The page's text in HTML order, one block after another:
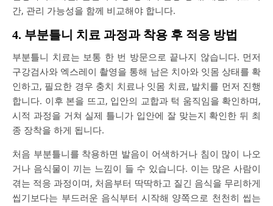
간, 관리 가능성을 함께 비교해야 합니다.
4. 부분틀니 치료 과정과 착용 후 적응 방법
부분틀니 치료는 보통 한 번 방문으로 끝나지 않습니다. 먼저
구강검사와 엑스레이 촬영을 통해 남은 치아와 잇몸 상태를 확
인하고, 필요한 경우 충치 치료나 잇몸 치료, 발치를 먼저 진행
합니다. 이후 본을 뜨고, 입안의 교합과 턱 움직임을 확인하며,
시적 과정을 거쳐 실제 틀니가 입안에 잘 맞는지 확인한 뒤 최
종 장착을 하게 됩니다.
처음 부분틀니를 착용하면 발음이 어색하거나 침이 많이 나오
거나 음식물이 끼는 느낌이 들 수 있습니다. 이는 많은 사람이
겪는 적응 과정이며, 처음부터 딱딱하고 질긴 음식을 무리하게
씹기보다는 부드러운 음식부터 시작해 양쪽으로 천천히 씹는